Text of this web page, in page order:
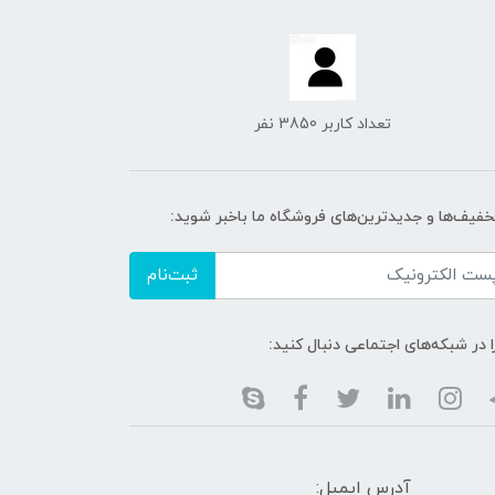
تعداد کاربر 3850 نفر
و جدیدترین‌های فروشگاه ما باخبر شوید:
ثبت‌نام
در شبکه‌های اجتماعی دنبال کنید:
آدرس ایمیل: